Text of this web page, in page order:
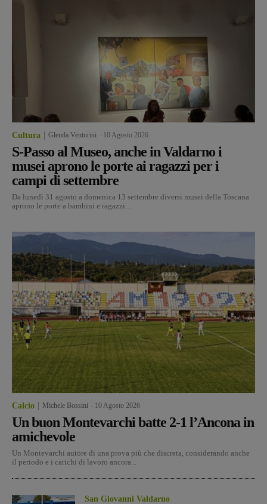
Cultura Glenda Venturini 10 Agosto 2026
S-Passo al Museo, anche in Valdarno i
musei aprono le porte ai ragazzi per i
campi di settembre
Da lunedì 31 agosto a domenica 13 settembre diversi musei della Toscana
aprono le porte a bambini e ragazzi...
Calcio Michele Bossini 10 Agosto 2026
Un buon Montevarchi batte 2-1 l’Ancona in
amichevole
Un Montevarchi autore di una prova più che discreta, considerando anche
il periodo e i carichi di lavoro ancora...
San Giovanni Valdarno